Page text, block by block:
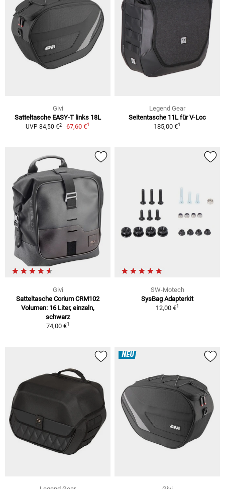
Givi
Satteltasche EASY-T links 18L
UVP 84,50 €2 67,60 €1
Legend Gear
Seitentasche 11L für V-Loc
185,00 €1
Givi
Satteltasche Corium CRM102
Volumen: 16 Liter, einzeln,
schwarz
74,00 €1
SW-Motech
SysBag Adapterkit
12,00 €1
NEU